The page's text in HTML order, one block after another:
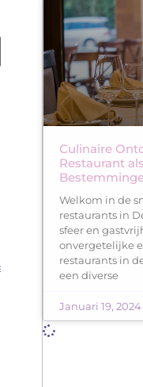
Culinaire
Restaurant
Welkom in de
restaurants in
sfeer en
onvergetelijke
restaurants in
een diverse
Januari 19, 2024